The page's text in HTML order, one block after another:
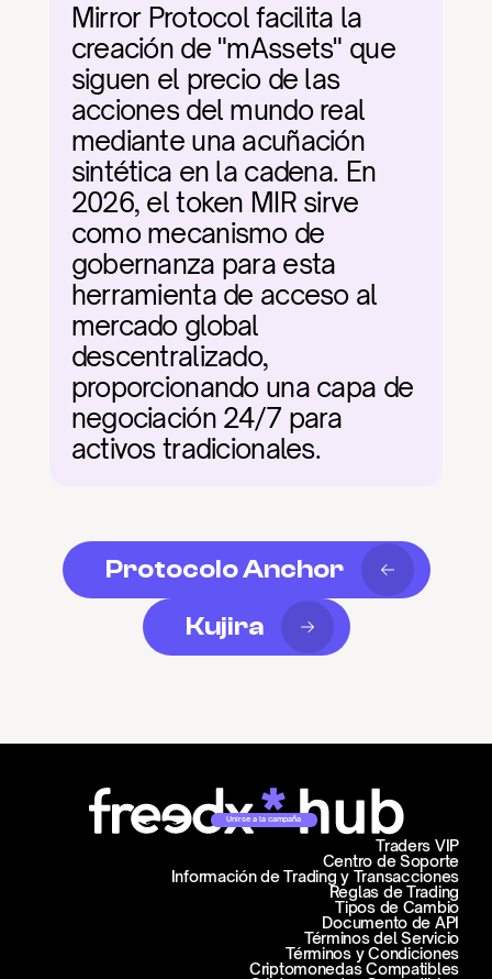
Mirror Protocol facilita la
creación de "mAssets" que
siguen el precio de las
acciones del mundo real
mediante una acuñación
sintética en la cadena. En
2026, el token MIR sirve
como mecanismo de
gobernanza para esta
herramienta de acceso al
mercado global
descentralizado,
proporcionando una capa de
negociación 24/7 para
activos tradicionales.
Protocolo Anchor
Kujira
Unirse a la campaña
Centro de Soporte
Información de Trading y Transacciones
Traders VIP
Reglas de Trading
Tipos de Cambio
Documento de API
Términos del Servicio
Términos y Condiciones
Criptomonedas Compatibles